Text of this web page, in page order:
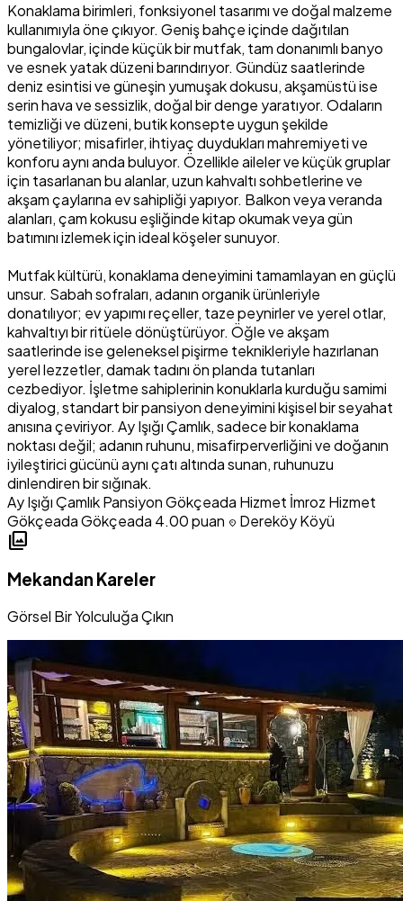
Konaklama birimleri, fonksiyonel tasarımı ve doğal malzeme
kullanımıyla öne çıkıyor. Geniş bahçe içinde dağıtılan
bungalovlar, içinde küçük bir mutfak, tam donanımlı banyo
ve esnek yatak düzeni barındırıyor. Gündüz saatlerinde
deniz esintisi ve güneşin yumuşak dokusu, akşamüstü ise
serin hava ve sessizlik, doğal bir denge yaratıyor. Odaların
temizliği ve düzeni, butik konsepte uygun şekilde
yönetiliyor; misafirler, ihtiyaç duydukları mahremiyeti ve
konforu aynı anda buluyor. Özellikle aileler ve küçük gruplar
için tasarlanan bu alanlar, uzun kahvaltı sohbetlerine ve
akşam çaylarına ev sahipliği yapıyor. Balkon veya veranda
alanları, çam kokusu eşliğinde kitap okumak veya gün
batımını izlemek için ideal köşeler sunuyor.
Mutfak kültürü, konaklama deneyimini tamamlayan en güçlü
unsur. Sabah sofraları, adanın organik ürünleriyle
donatılıyor; ev yapımı reçeller, taze peynirler ve yerel otlar,
kahvaltıyı bir ritüele dönüştürüyor. Öğle ve akşam
saatlerinde ise geleneksel pişirme teknikleriyle hazırlanan
yerel lezzetler, damak tadını ön planda tutanları
cezbediyor. İşletme sahiplerinin konuklarla kurduğu samimi
diyalog, standart bir pansiyon deneyimini kişisel bir seyahat
anısına çeviriyor. Ay Işığı Çamlık, sadece bir konaklama
noktası değil; adanın ruhunu, misafirperverliğini ve doğanın
iyileştirici gücünü aynı çatı altında sunan, ruhunuzu
dinlendiren bir sığınak.
Ay Işığı Çamlık PansiyonGökçeada Hizmet İmroz Hizmet
Gökçeada Gökçeada 4.00 puan location_on Dereköy Köyü
photo_library
Mekandan Kareler
Görsel Bir Yolculuğa Çıkın